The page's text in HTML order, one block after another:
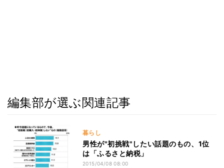
編集部が選ぶ関連記事
暮らし
男性が"初挑戦"したい話題のもの、1位
は「ふるさと納税」
2015/04/08 08:00